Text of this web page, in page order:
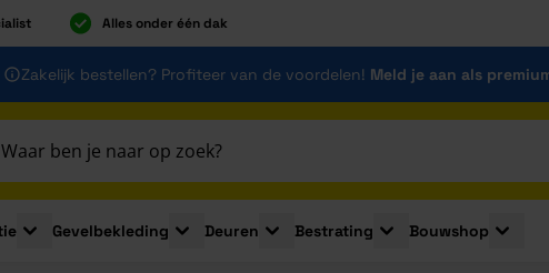
Alles onder één dak
Zakelijk bestellen? Profiteer van de voordelen! Meld je aan als
for Plaatmaterialen
Toggle submenu for Isolatie
Gevelbekleding
Toggle submenu for Gevelbekleding
Deuren
Toggle submenu for Deuren
Bestrating
Toggle submenu for
Bouwshop